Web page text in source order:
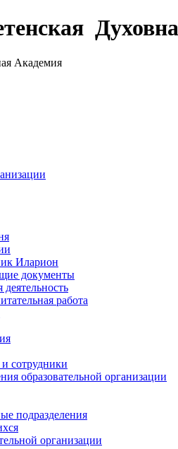
Иларион
документы
деятельность
работа
сотрудники
образовательной организации
подразделения
организации